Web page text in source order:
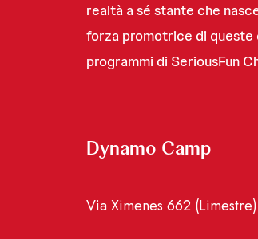
realtà a sé stante che
forza promotrice di queste
programmi di SeriousFun
Dynamo Camp
Via Ximenes 662